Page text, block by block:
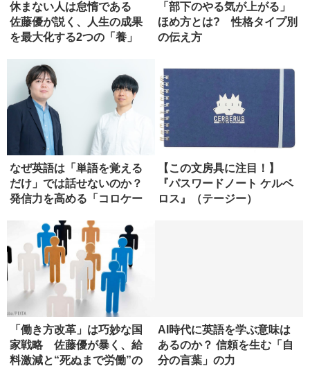
休まない人は怠惰である
佐藤優が説く、人生の成果
を最大化する2つの「養」
「部下のやる気が上がる」
ほめ方とは? 性格タイプ別
の伝え方
なぜ英語は「単語を覚える
だけ」では話せないのか？
発信力を高める「コロケー
【この文房具に注目！】
『パスワードノート ケルベ
ロス』（テージー）
「働き方改革」は巧妙な国
家戦略 佐藤優が暴く、給
料激減と“死ぬまで労働”の
AI時代に英語を学ぶ意味は
あるのか？ 信頼を生む「自
分の言葉」の力